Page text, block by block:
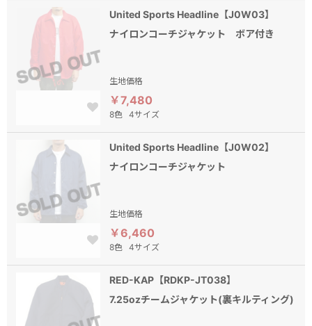
United Sports Headline【J0W03】
ナイロンコーチジャケット ボア付き
生地価格
￥7,480
8色 4サイズ
United Sports Headline【J0W02】
ナイロンコーチジャケット
生地価格
￥6,460
8色 4サイズ
RED-KAP【RDKP-JT038】
7.25ozチームジャケット(裏キルティング)